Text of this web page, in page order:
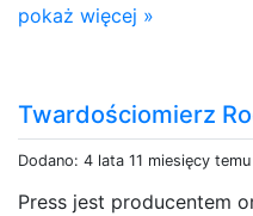
pokaż więcej »
Twardościomierz
Dodano: 4 lata 11 miesięcy temu
Press jest producentem